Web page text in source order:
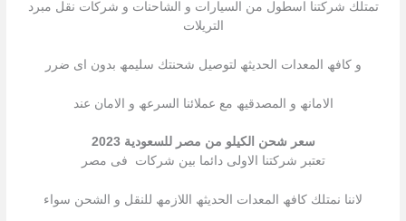
تمتلك شركتنا اسطول من السیارات و الشاحنات و شركات نقل مبرد
التریلات
و كافھ المعدات الحدیثھ لتوصیل شحنتك سلیمھ بدون اى ضرر
الامانھ و المصدقیھ مع عملائنا السرعھ و الامان عند
سعر شحن الكيلو من مصر للسعودية 2023
تعتبر شركتنا الاولى دائما بین شركات فى مصر
لاننا نمتلك كافھ المعدات الحدیثھ اللازمھ للنقل و الشحن سواء